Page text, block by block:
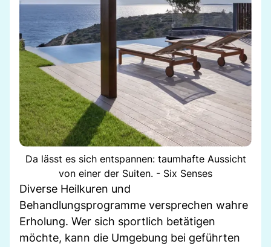
Da lässt es sich entspannen: taumhafte Aussicht
von einer der Suiten. - Six Senses
Diverse Heilkuren und
Behandlungsprogramme versprechen wahre
Erholung. Wer sich sportlich betätigen
möchte, kann die Umgebung bei geführten